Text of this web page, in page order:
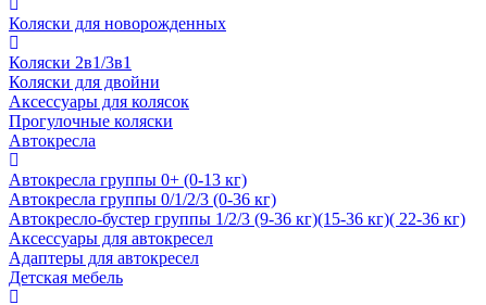
Коляски для новорожденных
Коляски 2в1/3в1
Коляски для двойни
Аксессуары для колясок
Прогулочные коляски
Автокресла
Автокресла группы 0+ (0-13 кг)
Автокресла группы 0/1/2/3 (0-36 кг)
Автокресло-бустер группы 1/2/3 (9-36 кг)(15-36 кг)( 22-36 кг)
Аксессуары для автокресел
Адаптеры для автокресел
Детская мебель